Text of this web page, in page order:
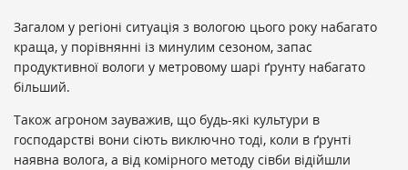
Загалом у регіоні ситуація з вологою цього року набагато
краща, у порівнянні із минулим сезоном, запас
продуктивної вологи у метровому шарі ґрунту набагато
більший.
Також агроном зауважив, що будь-які культури в
господарстві вони сіють виключно тоді, коли в ґрунті
наявна волога, а від комірного методу сівби відійшли